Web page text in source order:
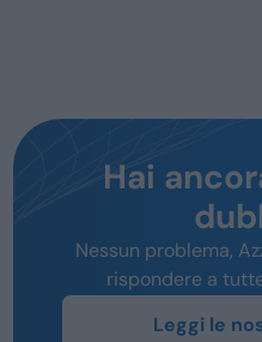
Hai
Nessun problema,
rispondere a
Leggi le